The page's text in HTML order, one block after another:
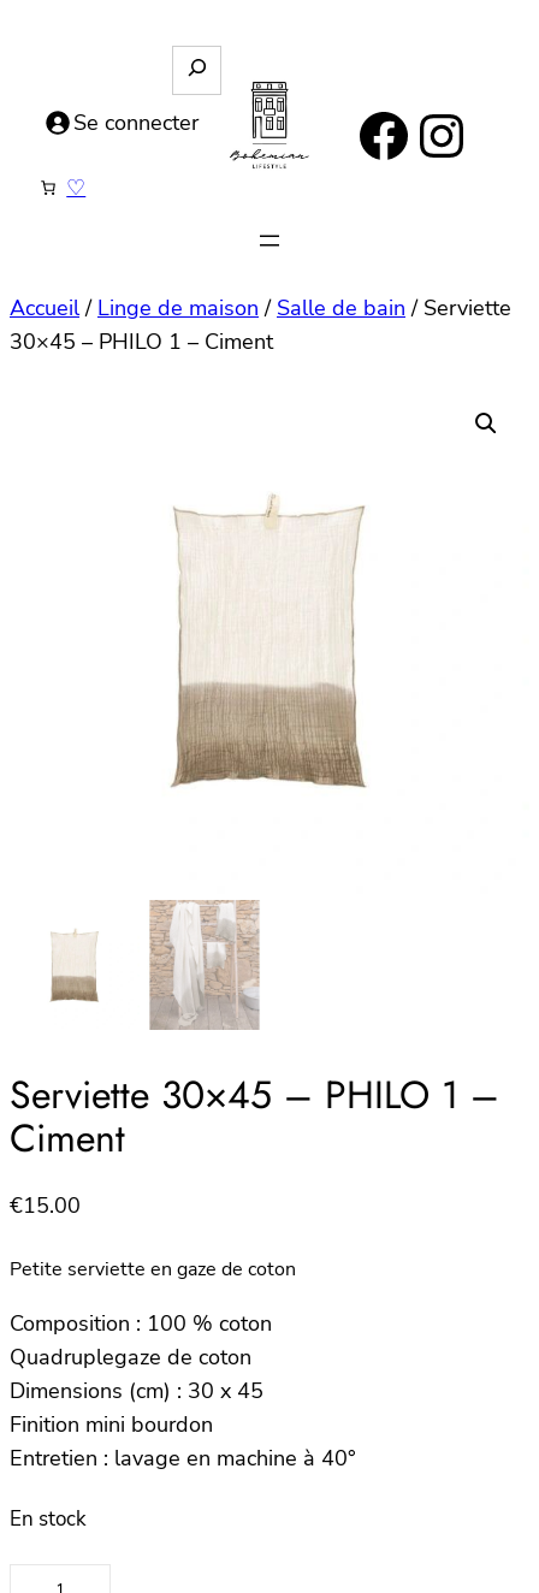
https://www.facebook.com/bohemianlifestyle.be Instagram
e
c
e
Se connecter
♡
Accueil/ Linge de maison / Salle de bain / Serviette
30×45 – PHILO 1 – Ciment
Serviette 30×45 – PHILO 1 –
Ciment
€15.00
Petite serviette en gaze de coton
Composition : 100 % coton
Quadruplegaze de coton
Dimensions (cm) : 30 x 45
Finition mini bourdon
Entretien : lavage en machine à 40°
En stock
quantité